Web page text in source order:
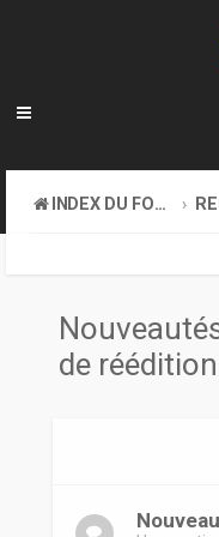
INDEX DU FORUM
de réédition